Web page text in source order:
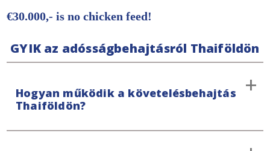
€30.000,- is no chicken feed!
GYIK az adósságbehajtásról Thaiföldön
Hogyan működik a követelésbehajtás
Thaiföldön?
A követelésbehajtás Thaiföldön mindig a bíróságon